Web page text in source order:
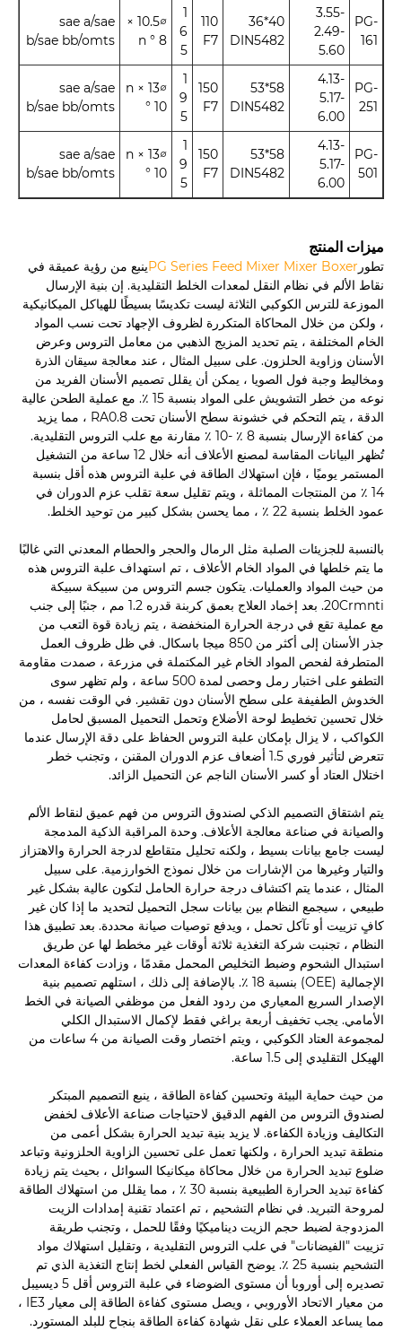
PG-
161
3.55-
2.49-
5.60
40*36
DIN5482
110
F7
1
6
5
∅10.5 ×
n ° 8
sae a/sae
b/sae bb/omts
PG-
251
4.13-
5.17-
6.00
58*53
DIN5482
150
F7
1
9
5
∅13 × n
° 10
sae a/sae
b/sae bb/omts
PG-
501
4.13-
5.17-
6.00
58*53
DIN5482
150
F7
1
9
5
∅13 × n
° 10
sae a/sae
b/sae bb/omts
ميزات المنتج
تطور PG Series Feed Mixer Mixer Boxerينبع من رؤية عميقة في
نقاط الألم في نظام النقل لمعدات الخلط التقليدية. إن بنية الإرسال
الموزعة للترس الكوكبي الثلاثة ليست تكديسًا بسيطًا للهياكل الميكانيكية
، ولكن من خلال المحاكاة المتكررة لظروف الإجهاد تحت نسب المواد
الخام المختلفة ، يتم تحديد المزيج الذهبي من معامل التروس وعرض
الأسنان وزاوية الحلزون. على سبيل المثال ، عند معالجة سيقان الذرة
ومخاليط وجبة فول الصويا ، يمكن أن يقلل تصميم الأسنان الفريد من
نوعه من خطر التشويش على المواد بنسبة 15 ٪. مع عملية الطحن عالية
الدقة ، يتم التحكم في خشونة سطح الأسنان تحت RA0.8 ، مما يزيد
من كفاءة الإرسال بنسبة 8 ٪ -10 ٪ مقارنة مع علب التروس التقليدية.
تُظهر البيانات المقاسة لمصنع الأعلاف أنه خلال 12 ساعة من التشغيل
المستمر يوميًا ، فإن استهلاك الطاقة في علبة التروس هذه أقل بنسبة
14 ٪ من المنتجات المماثلة ، ويتم تقليل سعة تقلب عزم الدوران في
عمود الخلط بنسبة 22 ٪ ، مما يحسن بشكل كبير من توحيد الخلط.
بالنسبة للجزيئات الصلبة مثل الرمال والحجر والحطام المعدني التي غالبًا
ما يتم خلطها في المواد الخام الأعلاف ، تم استهداف علبة التروس هذه
من حيث المواد والعمليات. يتكون جسم التروس من سبيكة سبيكة
20Crmnti. بعد إخماد العلاج بعمق كربنة قدره 1.2 مم ، جنبًا إلى جنب
مع عملية تقع في درجة الحرارة المنخفضة ، يتم زيادة قوة التعب من
جذر الأسنان إلى أكثر من 850 ميجا باسكال. في ظل ظروف العمل
المتطرفة لفحص المواد الخام غير المكتملة في مزرعة ، صمدت مقاومة
التطفو على اختبار رمل وحصى لمدة 500 ساعة ، ولم تظهر سوى
الخدوش الطفيفة على سطح الأسنان دون تقشير. في الوقت نفسه ، من
خلال تحسين تخطيط لوحة الأضلاع وتحمل التحميل المسبق لحامل
الكواكب ، لا يزال بإمكان علبة التروس الحفاظ على دقة الإرسال عندما
تتعرض لتأثير فوري 1.5 أضعاف عزم الدوران المقنن ، وتجنب خطر
اختلال العتاد أو كسر الأسنان الناجم عن التحميل الزائد.
يتم اشتقاق التصميم الذكي لصندوق التروس من فهم عميق لنقاط الألم
والصيانة في صناعة معالجة الأعلاف. وحدة المراقبة الذكية المدمجة
ليست جامع بيانات بسيط ، ولكنه تحليل متقاطع لدرجة الحرارة والاهتزاز
والتيار وغيرها من الإشارات من خلال نموذج الخوارزمية. على سبيل
المثال ، عندما يتم اكتشاف درجة حرارة الحامل لتكون عالية بشكل غير
طبيعي ، سيجمع النظام بين بيانات سجل التحميل لتحديد ما إذا كان غير
كافٍ تزييت أو تآكل تحمل ، ويدفع توصيات صيانة محددة. بعد تطبيق هذا
النظام ، تجنبت شركة التغذية ثلاثة أوقات غير مخطط لها عن طريق
استبدال الشحوم وضبط التخليص المحمل مقدمًا ، وزادت كفاءة المعدات
الإجمالية (OEE) بنسبة 18 ٪. بالإضافة إلى ذلك ، استلهم تصميم بنية
الإصدار السريع المعياري من ردود الفعل من موظفي الصيانة في الخط
الأمامي. يجب تخفيف أربعة براغي فقط لإكمال الاستبدال الكلي
لمجموعة العتاد الكوكبي ، ويتم اختصار وقت الصيانة من 4 ساعات من
الهيكل التقليدي إلى 1.5 ساعة.
من حيث حماية البيئة وتحسين كفاءة الطاقة ، ينبع التصميم المبتكر
لصندوق التروس من الفهم الدقيق لاحتياجات صناعة الأعلاف لخفض
التكاليف وزيادة الكفاءة. لا يزيد بنية تبديد الحرارة بشكل أعمى من
منطقة تبديد الحرارة ، ولكنها تعمل على تحسين الزاوية الحلزونية وتباعد
ضلوع تبديد الحرارة من خلال محاكاة ميكانيكا السوائل ، بحيث يتم زيادة
كفاءة تبديد الحرارة الطبيعية بنسبة 30 ٪ ، مما يقلل من استهلاك الطاقة
لمروحة التبريد. في نظام التشحيم ، تم اعتماد تقنية إمدادات الزيت
المزدوجة لضبط حجم الزيت ديناميكيًا وفقًا للحمل ، وتجنب طريقة
تزييت "الفيضانات" في علب التروس التقليدية ، وتقليل استهلاك مواد
التشحيم بنسبة 25 ٪. يوضح القياس الفعلي لخط إنتاج التغذية الذي تم
تصديره إلى أوروبا أن مستوى الضوضاء في علبة التروس أقل 5 ديسيبل
من معيار الاتحاد الأوروبي ، ويصل مستوى كفاءة الطاقة إلى معيار IE3 ،
مما يساعد العملاء على نقل شهادة كفاءة الطاقة بنجاح للبلد المستورد.